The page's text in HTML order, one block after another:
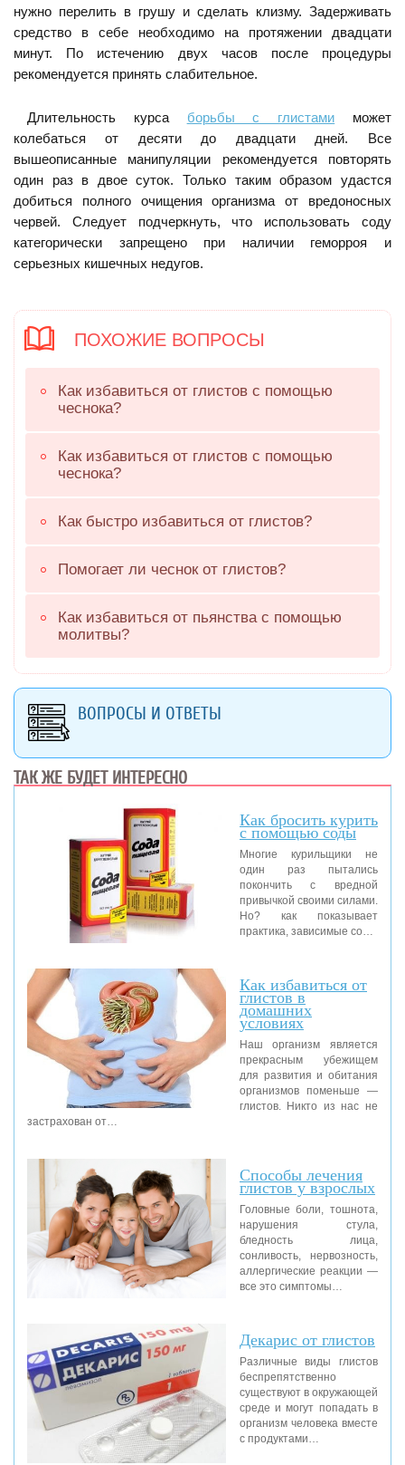
нужно перелить в грушу и сделать клизму. Задерживать
средство в себе необходимо на протяжении двадцати
минут. По истечению двух часов после процедуры
рекомендуется принять слабительное.
Длительность курса борьбы с глистами может
колебаться от десяти до двадцати дней. Все
вышеописанные манипуляции рекомендуется повторять
один раз в двое суток. Только таким образом удастся
добиться полного очищения организма от вредоносных
червей. Следует подчеркнуть, что использовать соду
категорически запрещено при наличии геморроя и
серьезных кишечных недугов.
ПОХОЖИЕ ВОПРОСЫ
Как избавиться от глистов с помощью
чеснока?
Как избавиться от глистов с помощью
чеснока?
Как быстро избавиться от глистов?
Помогает ли чеснок от глистов?
Как избавиться от пьянства с помощью
молитвы?
ВОПРОСЫ И ОТВЕТЫ
ТАК ЖЕ БУДЕТ ИНТЕРЕСНО
Как бросить курить
с помощью соды
Многие курильщики не
один раз пытались
покончить с вредной
привычкой своими силами.
Но? как показывает
практика, зависимые со…
Как избавиться от
глистов в
домашних
условиях
Наш организм является
прекрасным убежищем
для развития и обитания
организмов поменьше —
глистов. Никто из нас не
застрахован от…
Способы лечения
глистов у взрослых
Головные боли, тошнота,
нарушения стула,
бледность лица,
сонливость, нервозность,
аллергические реакции —
все это симптомы…
Декарис от глистов
Различные виды глистов
беспрепятственно
существуют в окружающей
среде и могут попадать в
организм человека вместе
с продуктами…